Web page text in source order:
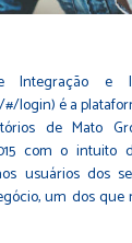
e
#/login) é a
de Mato
com o intuito
usuários dos
um dos que